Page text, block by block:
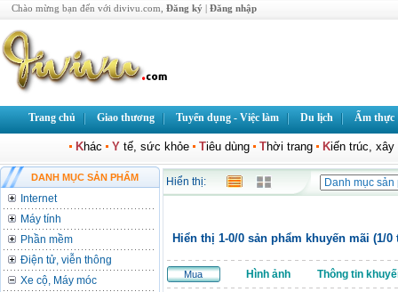
Chào mừng bạn đến với divivu.com, Đăng ký | Đăng nhập
Trang chủ Giao thương Tuyển dụng - Việc làm Du lịch Ẩm thực
Kiến trúc, xây
Thời trang
Tiêu dùng
Y tế, sức khỏe
Khác
DANH MỤC SẢN PHẨM
Internet
Máy tính
Phần mềm
Điện tử, viễn thông
Xe cộ, Máy móc
Hiển thị:
Hiển thị 1-0/0 sản phẩm khuyến mãi (1/0
Mua Hình ảnh Thông tin